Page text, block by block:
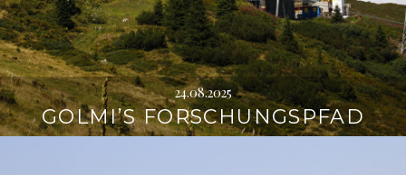
24.08.2025
GOLMI’S FORSCHUNGSPFAD